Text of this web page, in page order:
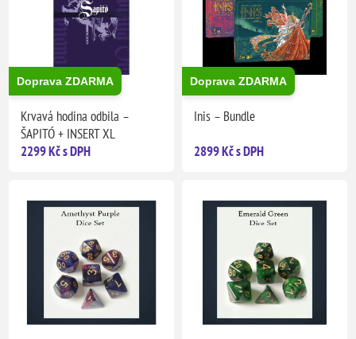
Doprava ZDARMA
Krvavá hodina odbila –
ŠAPITÓ + INSERT XL
2299 Kč s DPH
Doprava ZDARMA
Inis – Bundle
2899 Kč s DPH